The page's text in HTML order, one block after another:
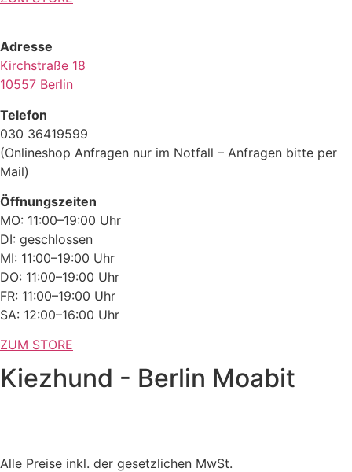
Adresse
Kirchstraße 18
10557 Berlin
Telefon
030 36419599
(Onlineshop Anfragen nur im Notfall – Anfragen bitte per
Mail)
Öffnungszeiten
MO: 11:00–19:00 Uhr
DI: geschlossen
MI: 11:00–19:00 Uhr
DO: 11:00–19:00 Uhr
FR: 11:00–19:00 Uhr
SA: 12:00–16:00 Uhr
ZUM STORE
Kiezhund - Berlin Moabit
Alle Preise inkl. der gesetzlichen MwSt.